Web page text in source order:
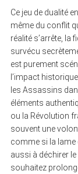
Ce jeu de dualité
même du conflit
réalité s’arrête, la
survécu
est purement
l’impact
les Assassins
éléments
ou la Révolution
souvent une
comme si la
aussi à déchirer le
souhaitez